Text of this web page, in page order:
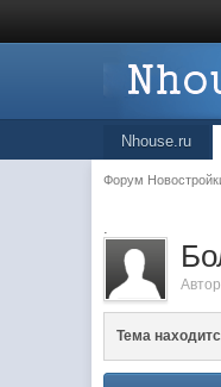
Nhouse.ru
Форум
.
Автор
Тема